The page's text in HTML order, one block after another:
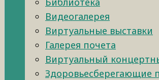
Видеогалерея
Виртуальные выставки
Галерея почета
Виртуальный
Здоровьесберегающие